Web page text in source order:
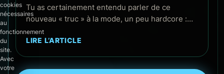
Tu as certainement entendu parler de ce
nouveau « truc » à la mode, un peu hardcore :…
LIRE L’ARTICLE
cookies
nécessaires
au
fonctionnement
du
site.
Avec
votre